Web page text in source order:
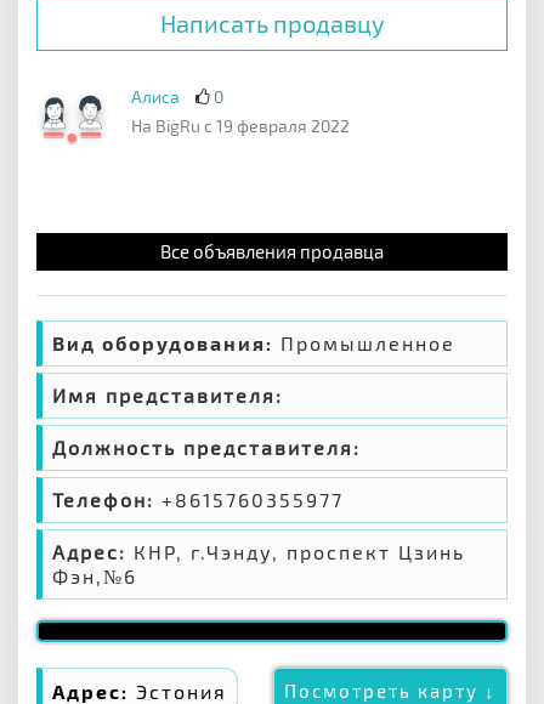
Написать продавцу
Алиса
0
На BigRu с 19 февраля 2022
Все объявления продавца
Вид оборудования: Промышленное
Имя представителя:
Должность представителя:
Телефон: +8615760355977
Адрес: КНР, г.Чэнду, проспект Цзинь
Фэн,№6
Адрес: Эстония Посмотреть карту ↓